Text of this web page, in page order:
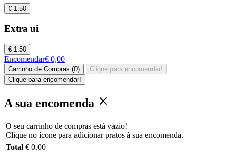
€ 1.50
Extra ui
€ 1.50
Encomendar€ 0,00
Carrinho de Compras (0)
Clique para encomendar!
Clique para encomendar!
A sua encomenda
O seu carrinho de compras está vazio!
Clique no ícone para adicionar pratos à sua encomenda.
Total € 0.00